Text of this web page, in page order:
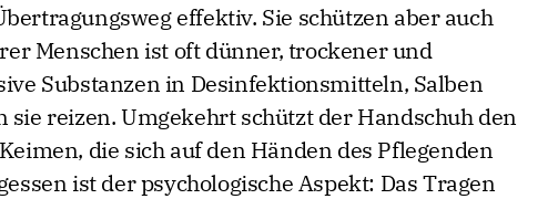
effektiv. Sie schützen aber auch
Menschen ist oft dünner, trockener und
Substanzen in Desinfektionsmitteln, Salben
sie reizen. Umgekehrt schützt der Handschuh den
die sich auf den Händen des Pflegenden
ist der psychologische Aspekt: Das Tragen